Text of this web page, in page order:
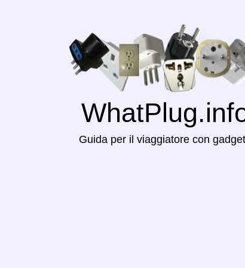
Guida per il viaggiatore con